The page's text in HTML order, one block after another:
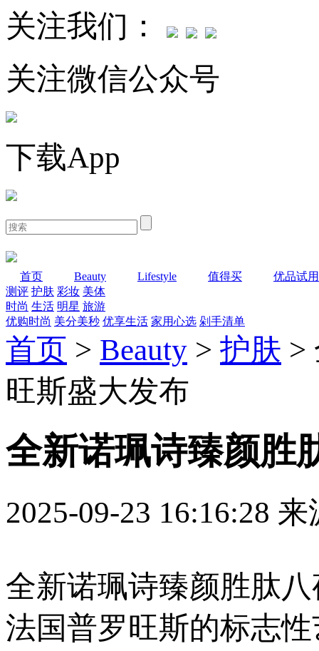
关注我们：
关注微信公众号
下载App
首页 Beauty Lifestyle 值得买
优品试用
测评 护肤 彩妆 美体
时尚 生活 明星 旅游
优购时尚 美分美秒 优享生活 家用心选 剁手清单
首页 > Beauty > 护肤 >
旺斯盛大发布
全新诺珮诗臻颜胜
2025-09-23 16:16:28
全新诺珮诗臻颜胜肽八
法国普罗旺斯的标志性